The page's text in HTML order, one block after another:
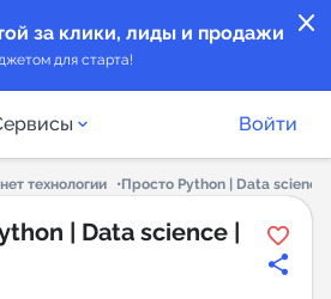
close
за клики, лиды и продажи
для старта!
Войти
технологии
Просто Python | Data science
| Data science |